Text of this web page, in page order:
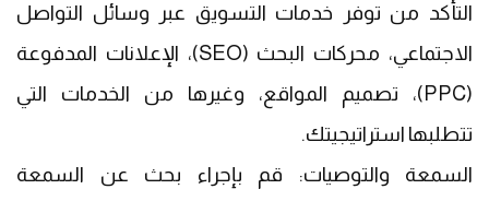
التأكد من توفر خدمات التسويق عبر وسائل التواصل
الاجتماعي، محركات البحث (SEO)، الإعلانات المدفوعة
(PPC)، تصميم المواقع، وغيرها من الخدمات التي
تتطلبها استراتيجيتك.
السمعة والتوصيات: قم بإجراء بحث عن السمعة